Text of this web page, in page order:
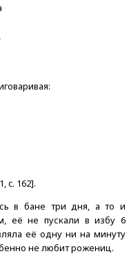
c. 162].
в бане три дня, а то и
её не пускали в избу 6
её одну ни на минуту
не любит рожениц.